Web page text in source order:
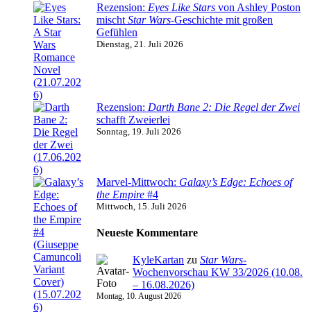
Rezension: Eyes Like Stars von Ashley Poston
mischt Star Wars-Geschichte mit großen
Gefühlen
Dienstag, 21. Juli 2026
Rezension: Darth Bane 2: Die Regel der Zwei
schafft Zweierlei
Sonntag, 19. Juli 2026
Marvel-Mittwoch: Galaxy’s Edge: Echoes of
the Empire #4
Mittwoch, 15. Juli 2026
Neueste Kommentare
KyleKartan zu Star Wars-
Wochenvorschau KW 33/2026 (10.08.
– 16.08.2026)
Montag, 10. August 2026